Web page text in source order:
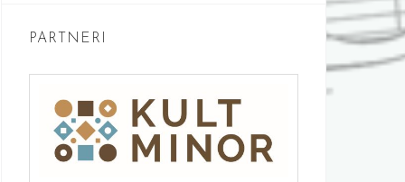
PARTNERI